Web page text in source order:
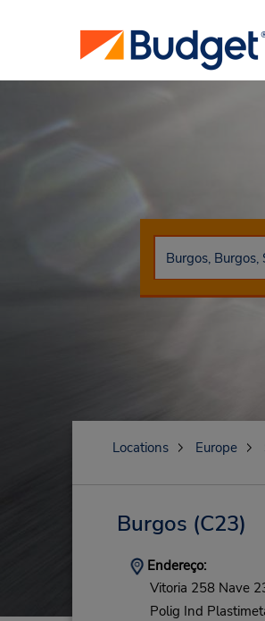
Locations Europe
Burgos (C23)
Endereço:
Vitoria 258 Nave
Polig Ind